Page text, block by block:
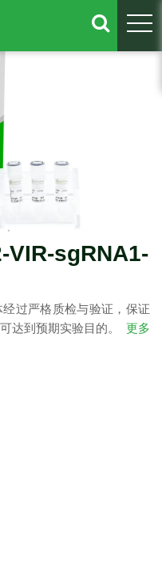
VIR-sgRNA1-
过严格质检与验证，保证
达到预期实验目的。
更多